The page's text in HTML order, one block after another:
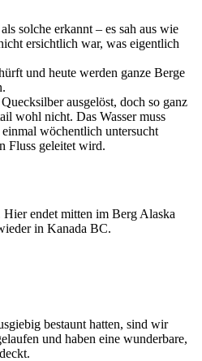
solche erkannt – es sah aus wie
ersichtlich war, was eigentlich
und heute werden ganze Berge
ausgelöst, doch so ganz
wohl nicht. Das Wasser muss
wöchentlich untersucht
Fluss geleitet wird.
endet mitten im Berg Alaska
in Kanada BC.
bestaunt hatten, sind wir
und haben eine wunderbare,